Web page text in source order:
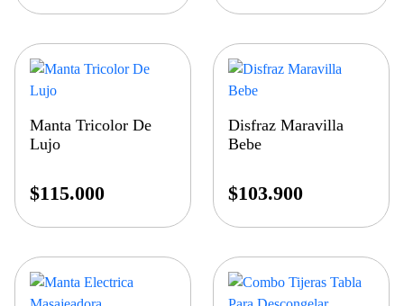
Manta Tricolor De
Lujo
$115.000
Disfraz Maravilla
Bebe
$103.900